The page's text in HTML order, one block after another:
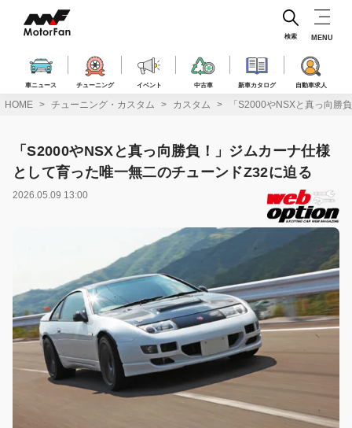
ス
車ニュース チューニング イベント 中古車 新車カタログ 自動車求人
検索 MENU
HOME チューニング・カスタム カスタム 「S2000やNSXと真っ向勝
「S2000やNSXと真っ向勝負！」ジムカーナ仕様
として育った唯一無二のチューンドZ32に迫る
2026.05.09 13:00